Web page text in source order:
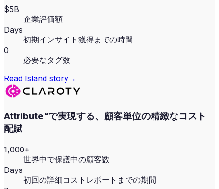
$5B
企業評価額
Days
初期インサイト獲得までの時間
0
必要なタグ数
Read Island story→
Attribute™で実現する、顧客単位の精緻なコスト
配賦
1,000+
世界中で保護中の顧客数
Days
初回の詳細コストレポートまでの期間